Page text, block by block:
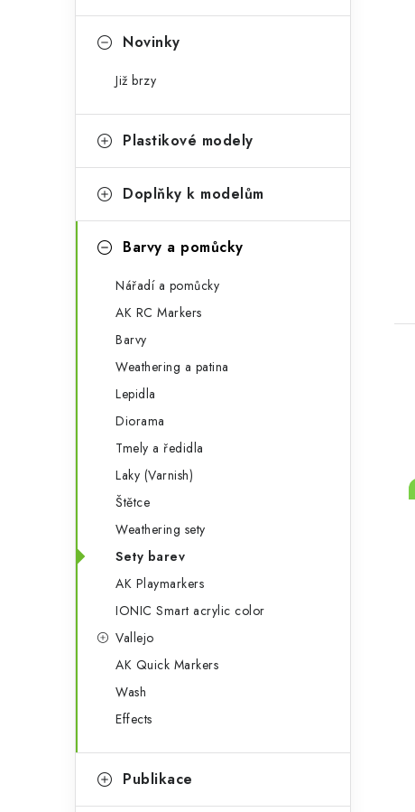
o
e
Novinky
Již brzy
Plastikové modely
Doplňky k modelům
Barvy a pomůcky
Nářadí a pomůcky
AK RC Markers
Barvy
Weathering a patina
Lepidla
Diorama
Tmely a ředidla
Laky (Varnish)
Štětce
Weathering sety
Sety barev
AK Playmarkers
IONIC Smart acrylic color
Vallejo
AK Quick Markers
Wash
Effects
Publikace